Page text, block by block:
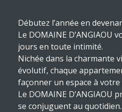
Débutez l’année en
Le DOMAINE
jours en toute intimité.
Nichée dans la charmante
évolutif, chaque
façonner un espace à votre
Le DOMAINE
se conjuguent au